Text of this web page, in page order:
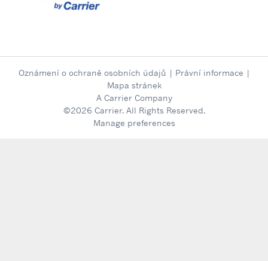
Oznámení o ochraně osobních údajů | Právní informace |
Mapa stránek
A Carrier Company
©2026 Carrier. All Rights Reserved.
Manage preferences